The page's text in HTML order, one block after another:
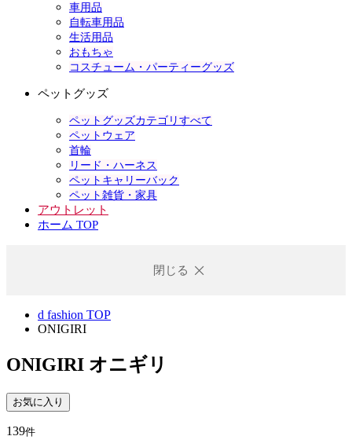
車用品
自転車用品
生活用品
おもちゃ
コスチューム・パーティーグッズ
ペットグッズ
ペットグッズカテゴリすべて
ペットウェア
首輪
リード・ハーネス
ペットキャリーバック
ペット雑貨・家具
アウトレット
ホーム TOP
閉じる
d fashion TOP
ONIGIRI
ONIGIRI オニギリ
お気に入り
139件